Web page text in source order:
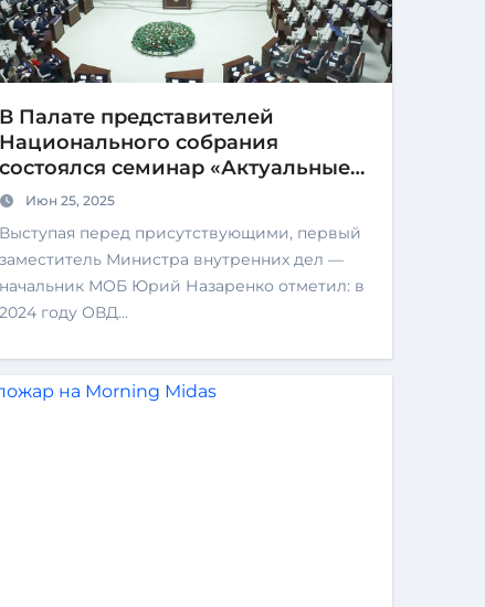
В Палате представителей
Национального собрания
состоялся семинар «Актуальные
вопросы обеспечения в стране
движения»
Июн 25, 2025
Выступая перед присутствующими, первый
заместитель Министра внутренних дел —
начальник МОБ Юрий Назаренко отметил: в
2024 году ОВД…